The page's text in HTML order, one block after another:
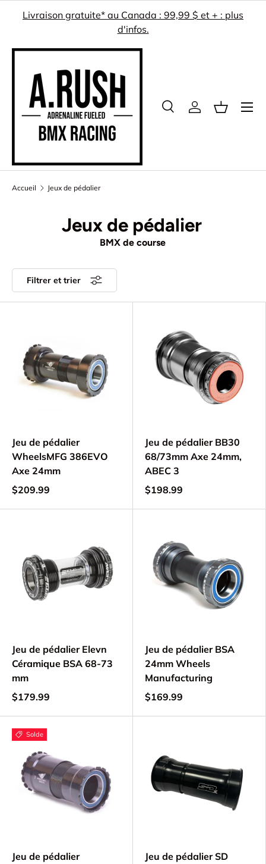
ALLER AU CONTENU
Livraison gratuite* au Canada : 99,99 $ et + : plus
d'infos.
Recherche
RechercheSe connecter
Panier
Menu
Accueil Jeux de pédalier
Jeux de pédalier
BMX de course
Filtrer et trier
Jeu de pédalier
WheelsMFG 386EVO
Axe 24mm
$209.99
Jeu de pédalier BB30
68/73mm Axe 24mm,
ABEC 3
$198.99
Jeu de pédalier Elevn
Céramique BSA 68-73
mm
$179.99
Jeu de pédalier BSA
24mm Wheels
Manufacturing
$169.99
Solde
Jeu de pédalier
Jeu de pédalier SD